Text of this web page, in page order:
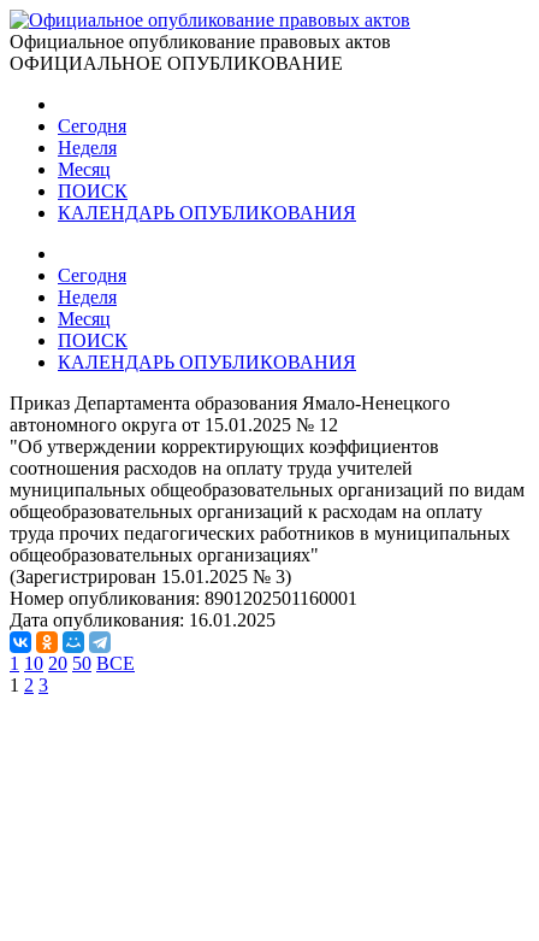
Официальное опубликование правовых актов
ОФИЦИАЛЬНОЕ ОПУБЛИКОВАНИЕ
Сегодня
Неделя
Месяц
ПОИСК
КАЛЕНДАРЬ ОПУБЛИКОВАНИЯ
Сегодня
Неделя
Месяц
ПОИСК
КАЛЕНДАРЬ ОПУБЛИКОВАНИЯ
Приказ Департамента образования Ямало-Ненецкого
автономного округа от 15.01.2025 № 12
"Об утверждении корректирующих коэффициентов
соотношения расходов на оплату труда учителей
муниципальных общеобразовательных организаций по видам
общеобразовательных организаций к расходам на оплату
труда прочих педагогических работников в муниципальных
общеобразовательных организациях"
(Зарегистрирован 15.01.2025 № 3)
Номер опубликования: 8901202501160001
Дата опубликования: 16.01.2025
1 10 20 50 ВСЕ
1 2 3